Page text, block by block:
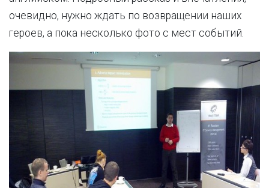
очевидно, нужно ждать по возвращении наших
героев, а пока несколько фото с мест событий.